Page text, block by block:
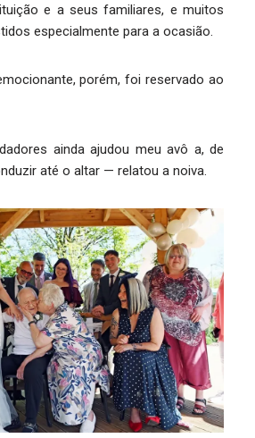
e a seus familiares, e muitos
especialmente para a ocasião.
porém, foi reservado ao
ainda ajudou meu avô a, de
até o altar — relatou a noiva.